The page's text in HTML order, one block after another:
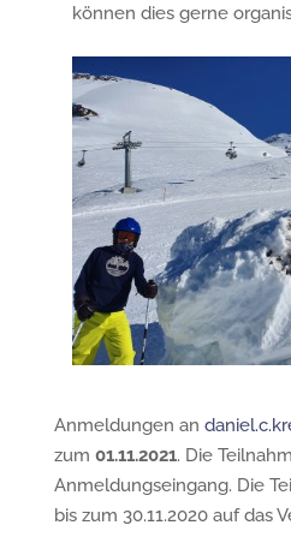
können dies gerne
Anmeldungen an
zum 01.11.2021. Die
Anmeldungseingang. Die
bis zum 30.11.2020 auf das